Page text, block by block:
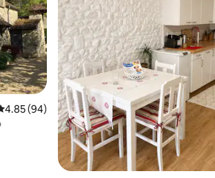
promedio: 4.85 de 5, 94 reseñas
4.85 (94)